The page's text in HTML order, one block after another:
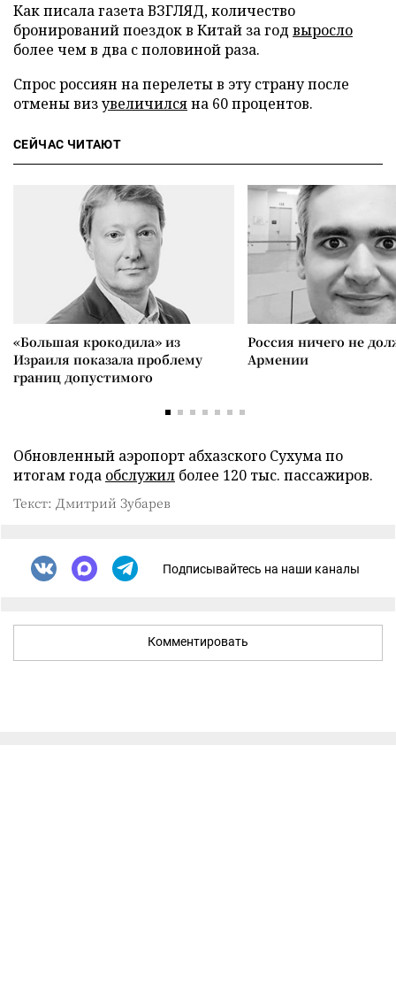
Как писала газета ВЗГЛЯД, количество
бронирований поездок в Китай за год выросло
более чем в два с половиной раза.
Спрос россиян на перелеты в эту страну после
отмены визувеличилсяна 60 процентов.
СЕЙЧАС ЧИТАЮТ
«Большая крокодила» из
Израиля показала проблему
границ допустимого
Россия ничего не
Армении
Обновленный аэропорт абхазского Сухума по
итогам года обслужил более 120 тыс. пассажиров.
Текст: Дмитрий Зубарев
Подписывайтесь на наши каналы
Комментировать